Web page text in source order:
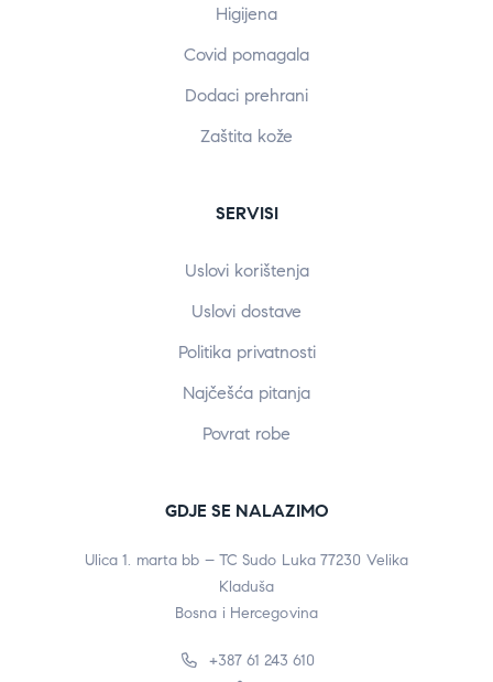
Higijena
Covid pomagala
Dodaci prehrani
Zaštita kože
SERVISI
Uslovi korištenja
Uslovi dostave
Politika privatnosti
Najčešća pitanja
Povrat robe
GDJE SE NALAZIMO
Ulica 1. marta bb – TC Sudo Luka 77230 Velika
Kladuša
Bosna i Hercegovina
+387 61 243 610